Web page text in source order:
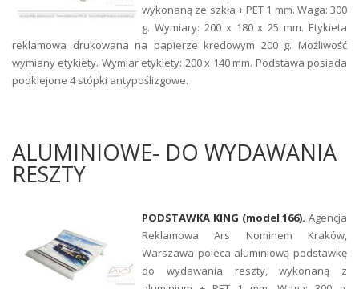
wykonaną ze szkła + PET 1 mm. Waga: 300
g. Wymiary: 200 x 180 x 25 mm. Etykieta
reklamowa drukowana na papierze kredowym 200 g. Możliwość
wymiany etykiety. Wymiar etykiety: 200 x 140 mm. Podstawa posiada
podklejone 4 stópki antypoślizgowe.
ALUMINIOWE- DO WYDAWANIA
RESZTY
PODSTAWKA KING (model 166). Agencja
Reklamowa Ars Nominem Kraków,
Warszawa poleca aluminiową podstawkę
do wydawania reszty, wykonaną z